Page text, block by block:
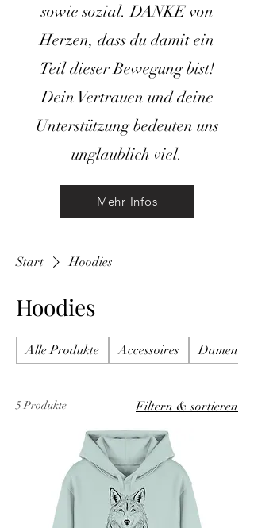
sowie sozial. DANKE von
Herzen, dass du damit ein
Teil dieser Bewegung bist!
Dein Vertrauen und deine
Unterstützung bedeuten uns
unglaublich viel.
Mehr Infos
Start Hoodies
Hoodies
Alle Produkte Accessoires
5 Produkte Filtern & sortieren